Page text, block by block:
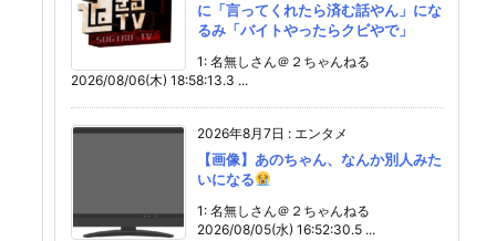
に「言ってくれたら済む話やん」にな
るみ「バイトやったらクビやで」
1: 名無しさん＠２ちゃんねる
2026/08/06(木) 18:58:13.3 ...
2026年8月7日 : エンタメ
【画像】あのちゃん、なんか別人みた
いになる
1: 名無しさん＠２ちゃんねる
2026/08/05(水) 16:52:30.5 ...